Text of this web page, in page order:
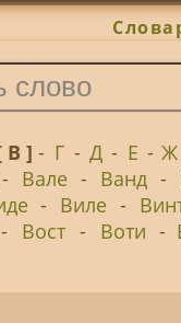
В ] - Г - Д - Е - Ж
- Вале - Ванд -
- Виле -
- Вост - Воти -